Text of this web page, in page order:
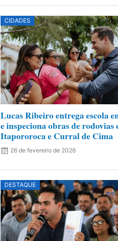
CIDADES
Lucas Ribeiro entrega escola
e inspeciona obras de rodovias
Itapororoca e Curral de Cima
26 de fevereiro de 2026
DESTAQUE